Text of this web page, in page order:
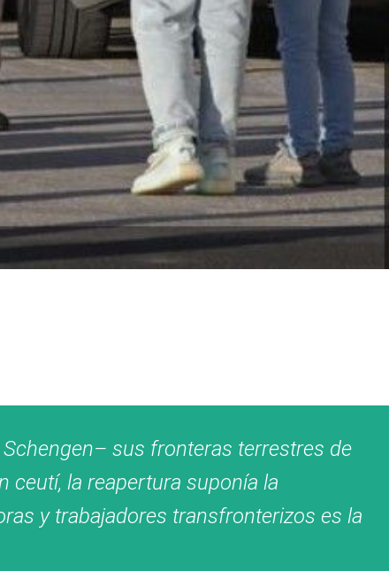
sus fronteras terrestres de
ceutí, la reapertura suponía la
y trabajadores transfronterizos es la